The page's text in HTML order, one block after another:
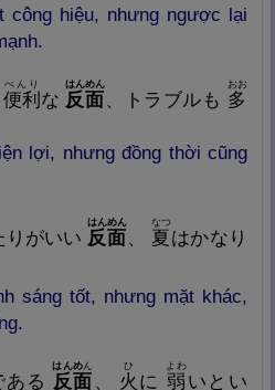
công hiệu, nhưng ngược lại
便利
Nghĩa: Nhanh nhẩu, lợi ích,
べんり
な 反面
はんめん
、トラブルも 多
Nghĩa: Nhiều, thường xuyên
おお
lợi, nhưng đồng thời cũng
りがいい 反面
はんめん
、 夏
なつ
はかなり
sáng tốt, nhưng mặt khác,
ある 反面
はんめん
、 火
ひ
に 弱
よわ
いとい